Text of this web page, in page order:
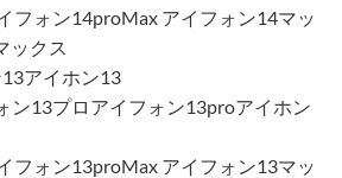
フォン14proMax アイフォン14マッ
ックス
アイホン13
ン13プロアイフォン13proアイホン
フォン13proMax アイフォン13マッ